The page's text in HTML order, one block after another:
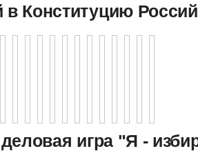
в Конституцию
игра "Я -